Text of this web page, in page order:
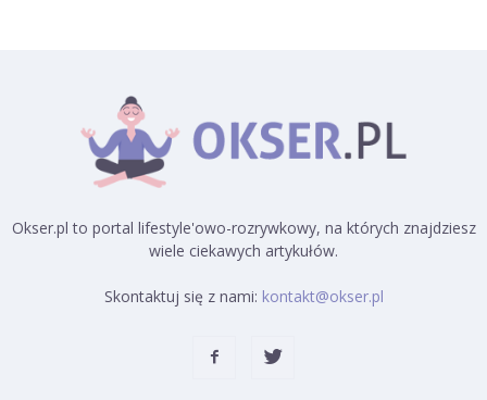
Okser.pl to portal lifestyle'owo-rozrywkowy, na których znajdziesz
wiele ciekawych artykułów.
Skontaktuj się z nami: kontakt@okser.pl